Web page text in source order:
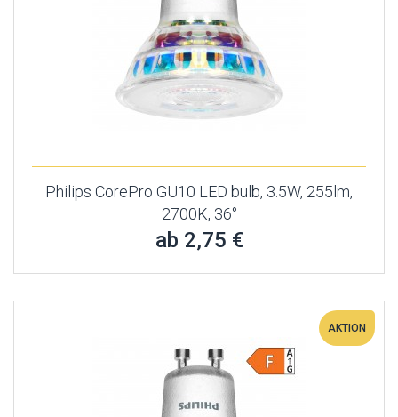
Philips CorePro GU10 LED bulb, 3.5W, 255lm,
2700K, 36°
ab 2,75 €
AKTION